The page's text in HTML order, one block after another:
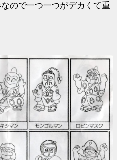
ので一つ一つがデカくて重